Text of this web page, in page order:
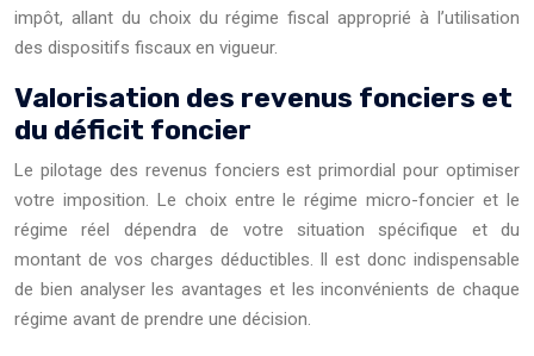
impôt, allant du choix du régime fiscal approprié à l’utilisation
des dispositifs fiscaux en vigueur.
Valorisation des revenus fonciers et
du déficit foncier
Le pilotage des revenus fonciers est primordial pour optimiser
votre imposition. Le choix entre le régime micro-foncier et le
régime réel dépendra de votre situation spécifique et du
montant de vos charges déductibles. Il est donc indispensable
de bien analyser les avantages et les inconvénients de chaque
régime avant de prendre une décision.